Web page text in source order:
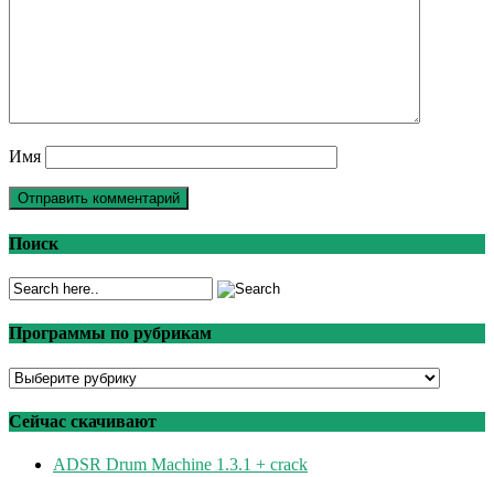
Имя
Поиск
Программы по рубрикам
Программы
рубрикам
Сейчас скачивают
ADSR Drum Machine 1.3.1 + crack